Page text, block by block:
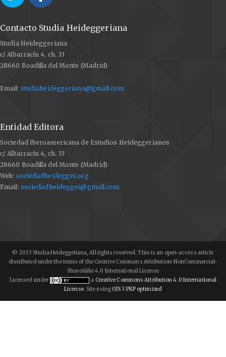
ética”, en Reflection on Morality in Contemporary
109-146.
THONHAUSER, Gerhard (2016). Ein rätselhaftes
Søren Kierkegaard. Berlin: De Gruyter. (Kierkegaard
teoría del cielo. (Tesis doctoral).
WAHL, Jean (2008). Études Kierkegaardiennes. París:
Vrin.
Contacto Studia Heideggeriana
Studia Heideggeriana
c/ Albarracín 4, ch. 33
28660 Boadilla del Monte (Madrid)
Email: studiaheideggeriana@gmail.com
Entidad Editora
Sociedad Iberoamericana de Estudios Heideggerianos
c/ Albarracín 4, ch. 33
28660 Boadilla del Monte (Madrid)
Web: sociedadheidegger.org
Email: sociedadheidegger@gmail.com
© 2023 Studia Heideggeriana, All rights reserved. This is an open-access article
distributed under the terms of the Creative Commons Attribution-NonCommercial-
ShareAlike 4.0 International License
Licensed under
a Creative Commons Attribution 4.0 International
License. Site usingOJS 3 PKP optimized